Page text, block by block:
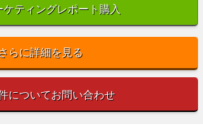
ケティングレポート購入
さらに詳細を見る
についてお問い合わせ